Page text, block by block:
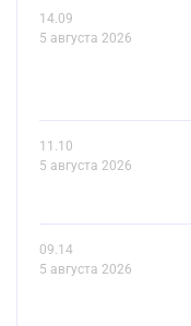
14.09
5 августа 2026
11.10
5 августа 2026
09.14
5 августа 2026